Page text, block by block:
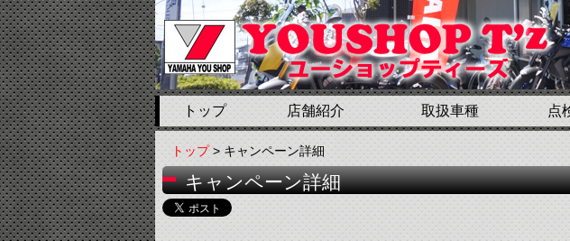
トップ 店舗紹介 取扱車種 点
トップ> キャンペーン詳細
キャンペーン詳細